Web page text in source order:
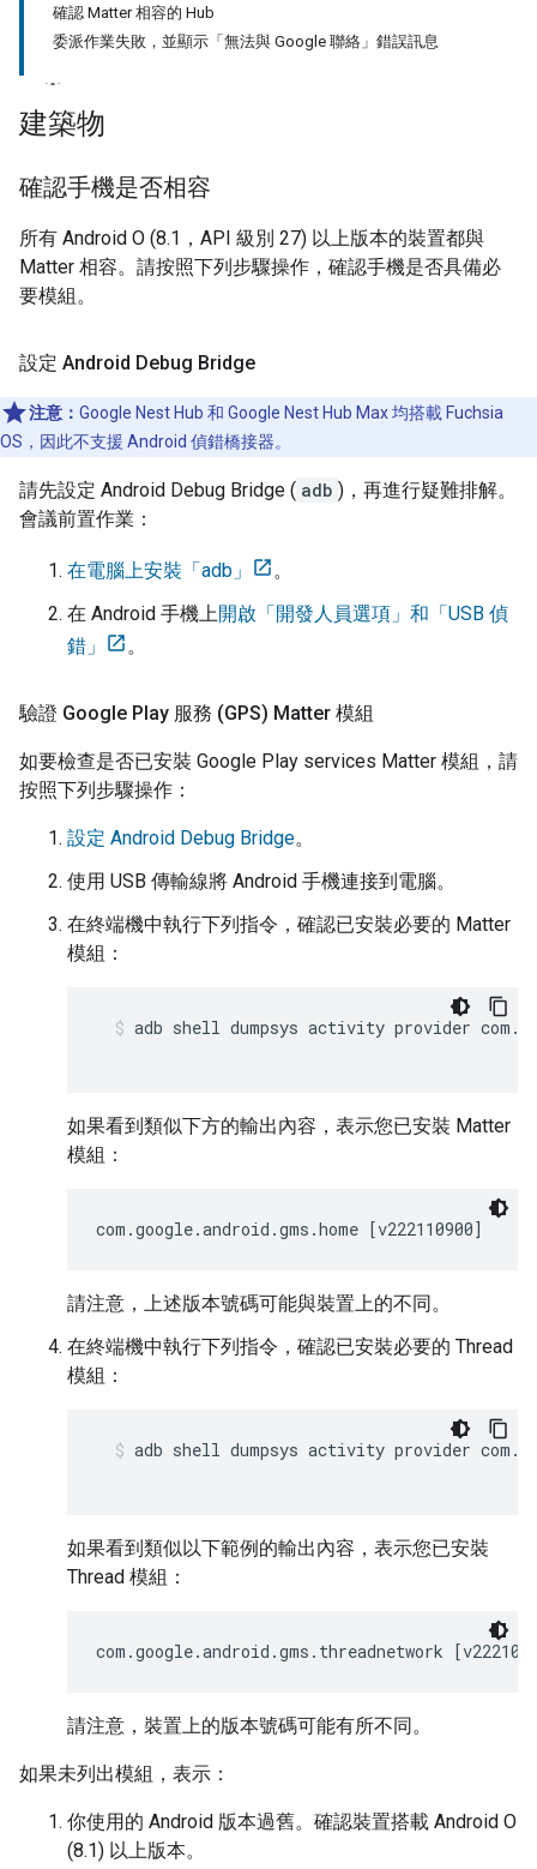
確認 Matter 相容的 Hub
委派作業失敗，並顯示「無法與 Google 聯絡」錯誤訊息
建築物
確認手機是否相容
所有 Android O (8.1，API 級別 27) 以上版本的裝置都與
Matter 相容。請按照下列步驟操作，確認手機是否具備必
要模組。
設定 Android Debug Bridge
注意： Google Nest Hub 和 Google Nest Hub Max 均搭載 Fuchsia
OS，因此不支援 Android 偵錯橋接器。
請先設定 Android Debug Bridge ( adb )，再進行疑難排解。
會議前置作業：
在電腦上安裝「adb」
。
在 Android 手機上開啟「開發人員選項」和「USB 偵
錯」
。
驗證 Google Play 服務 (GPS) Matter 模組
如要檢查是否已安裝 Google Play services Matter 模組，請
按照下列步驟操作：
設定 Android Debug Bridge。
使用 USB 傳輸線將 Android 手機連接到電腦。
在終端機中執行下列指令，確認已安裝必要的 Matter
模組：
adb shell dumpsys activity provider
如果看到類似下方的輸出內容，表示您已安裝 Matter
模組：
com.google.android.gms.home [v222110900]
請注意，上述版本號碼可能與裝置上的不同。
在終端機中執行下列指令，確認已安裝必要的 Thread
模組：
adb shell dumpsys activity provider
如果看到類似以下範例的輸出內容，表示您已安裝
Thread 模組：
com.google.android.gms.threadnetwork
請注意，裝置上的版本號碼可能有所不同。
如果未列出模組，表示：
你使用的 Android 版本過舊。確認裝置搭載 Android O
(8.1) 以上版本。